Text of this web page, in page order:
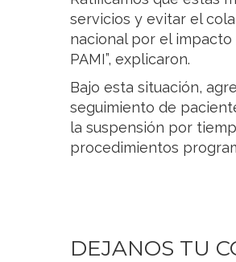
servicios y evitar el
nacional por el
PAMI”, explicaron.
Bajo esta situación,
seguimiento de
la suspensión por
procedimientos
DEJANOS TU